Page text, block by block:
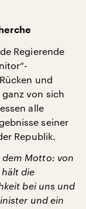
Regierende
und
von sich
alle
seiner
Republik.
dem Motto: von
die
bei uns und
und ein